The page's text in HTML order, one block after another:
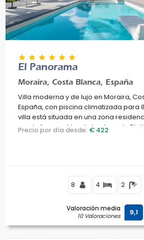
El Panorama
Moraira, Costa Blanca, España
Villa moderna y de lujo en Moraira,
España, con piscina climatizada para
villa está situada en una zona
montañosa, a 4 km de la playa de
Precio por día desde: € 422
8 4 2
Valoración media
10 Valoraciones 9,1